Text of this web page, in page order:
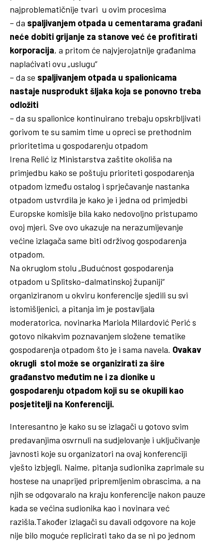
najproblematičnije tvari u ovim procesima
– da spaljivanjem otpada u cementarama građani
neće dobiti grijanje za stanove već će profitirati
korporacija, a pritom će najvjerojatnije građanima
naplaćivati ovu „uslugu“
– da se spaljivanjem otpada u spalionicama
nastaje nusprodukt šljaka koja se ponovno treba
odložiti
– da su spalionice kontinuirano trebaju opskrbljivati
gorivom te su samim time u opreci se prethodnim
prioritetima u gospodarenju otpadom
Irena Relić iz Ministarstva zaštite okoliša na
primjedbu kako se poštuju prioriteti gospodarenja
otpadom između ostalog i sprječavanje nastanka
otpadom ustvrdila je kako je i jedna od primjedbi
Europske komisije bila kako nedovoljno pristupamo
ovoj mjeri. Sve ovo ukazuje na nerazumijevanje
većine izlagača same biti održivog gospodarenja
otpadom.
Na okruglom stolu „Budućnost gospodarenja
otpadom u Splitsko-dalmatinskoj županiji“
organiziranom u okviru konferencije sjedili su svi
istomišljenici, a pitanja im je postavljala
moderatorica, novinarka Mariola Milardović Perić s
gotovo nikakvim poznavanjem složene tematike
gospodarenja otpadom što je i sama navela. Ovakav
okrugli stol može se organizirati za šire
građanstvo međutim ne i za dionike u
gospodarenju otpadom koji su se okupili kao
posjetitelji na Konferenciji.
Interesantno je kako su se izlagači u gotovo svim
predavanjima osvrnuli na sudjelovanje i uključivanje
javnosti koje su organizatori na ovaj konferenciji
vješto izbjegli. Naime, pitanja sudionika zaprimale su
hostese na unaprijed pripremljenim obrascima, a na
njih se odgovaralo na kraju konferencije nakon pauze
kada se većina sudionika kao i novinara već
razišla.Također izlagači su davali odgovore na koje
nije bilo moguće replicirati tako da se ni po jednom